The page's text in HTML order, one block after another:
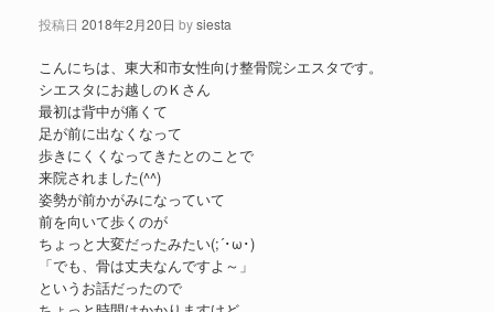
投稿日 2018年2月20日 bysiesta
こんにちは、東大和市女性向け整骨院シエスタです。
シエスタにお越しのＫさん
最初は背中が痛くて
足が前に出なくなって
歩きにくくなってきたとのことで
来院されました(^^)
姿勢が前かがみになっていて
前を向いて歩くのが
ちょっと大変だったみたい(;´･ω･)
「でも、骨は丈夫なんですよ～」
というお話だったので